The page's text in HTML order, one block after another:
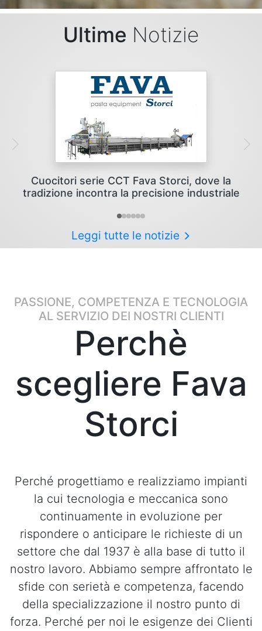
Ultime Notizie
Cuocitori serie CCT Fava Storci, dove la
tradizione incontra la precisione industriale
Leggi tutte le notizie
PASSIONE, COMPETENZA E TECNOLOGIA
AL SERVIZIO DEI NOSTRI CLIENTI
Perchè
scegliere Fava
Storci
Perché progettiamo e realizziamo impianti
la cui tecnologia e meccanica sono
continuamente in evoluzione per
rispondere o anticipare le richieste di un
settore che dal 1937 è alla base di tutto il
nostro lavoro. Abbiamo sempre affrontato le
sfide con serietà e competenza, facendo
della specializzazione il nostro punto di
forza. Perché per noi le esigenze dei Clienti